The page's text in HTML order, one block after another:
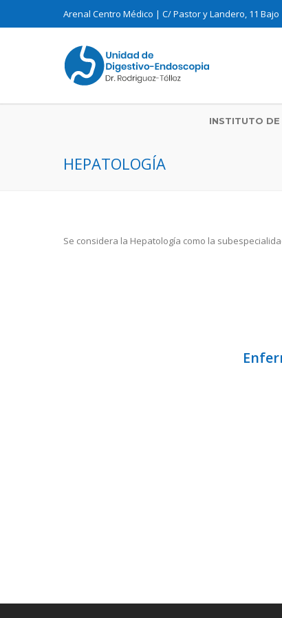
Arenal Centro Médico | C/ Pastor y Landero, 11 Bajo
INSTITUTO
HEPATOLOGÍA
Se considera la Hepatología como la